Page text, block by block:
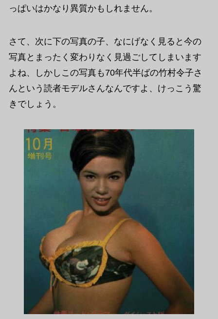
っぱいはかなり異質かもしれません。
さて、次に下の写真の子、なにげなく見ると今の
写真とまったく変わりなく見過ごしてしまいます
よね、しかしこの写真も70年代半ばの竹村令子さ
んという読者モデルさんなんですよ、けっこう驚
きでしょう。